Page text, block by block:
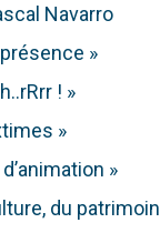
Navarro
»
! »
»
»
du